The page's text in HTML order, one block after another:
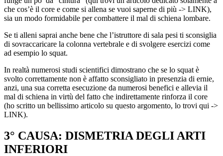
che cos’è il core e come si allena se vuoi saperne di più -> LINK),
sia un modo formidabile per combattere il mal di schiena lombare.
Se ti alleni saprai anche bene che l’istruttore di sala pesi ti sconsiglia
di sovraccaricare la colonna vertebrale e di svolgere esercizi come
ad esempio lo squat.
In realtà numerosi studi scientifici dimostrano che se lo squat è
svolto correttamente non è affatto sconsigliato in presenzia di ernie,
anzi, una sua corretta esecuzione da numerosi benefici e allevia il
mal di schiena in virtù del fatto che indirettamente rinforza il core
(ho scritto un bellissimo articolo su questo argomento, lo trovi qui ->
LINK).
3° CAUSA: DISMETRIA DEGLI ARTI
INFERIORI